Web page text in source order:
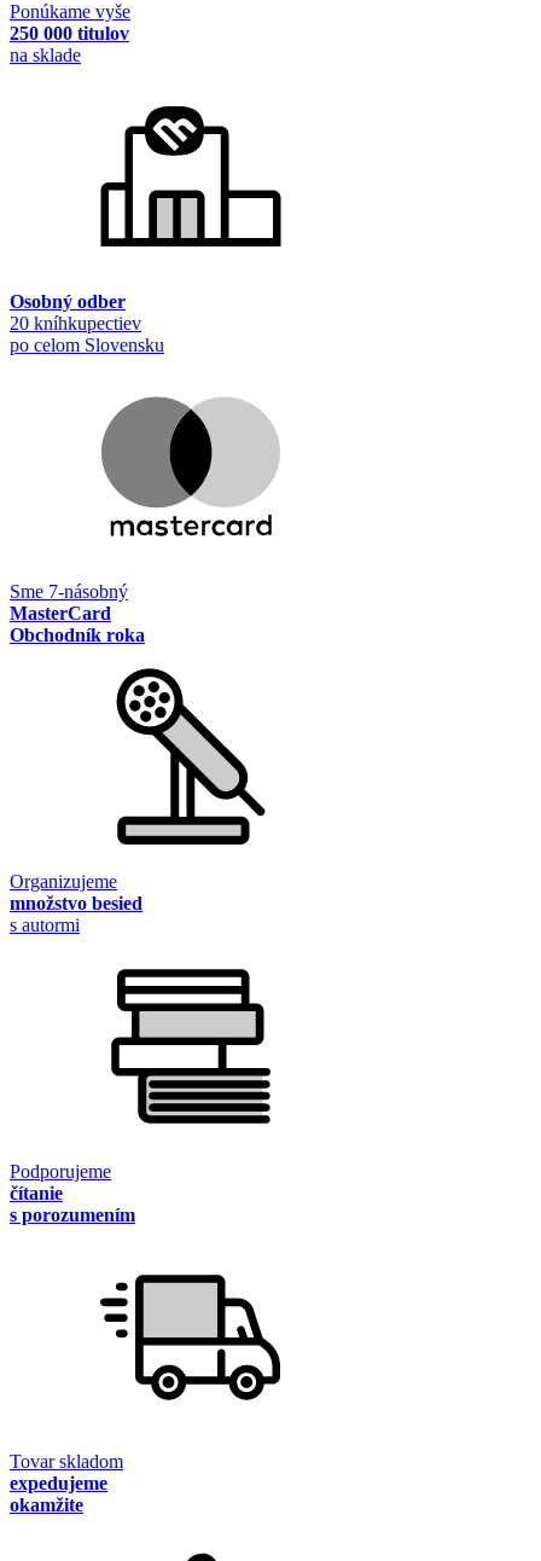
Ponúkame vyše
250 000 titulov
na sklade
Osobný odber
20 kníhkupectiev
po celom Slovensku
Sme 7-násobný
MasterCard
Obchodník roka
Organizujeme
množstvo besied
s autormi
Podporujeme
čítanie
s porozumením
Tovar skladom
expedujeme
okamžite